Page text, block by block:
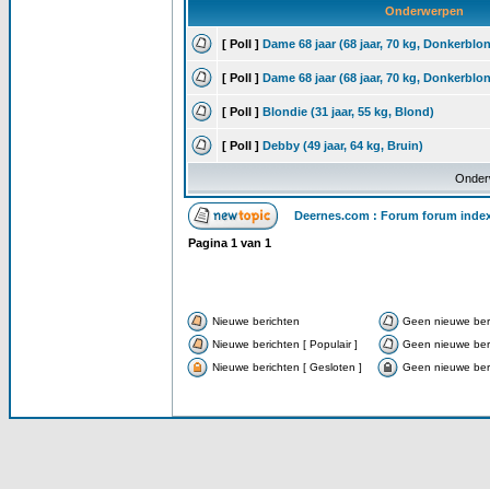
Onderwerpen
[ Poll ] Dame 68 jaar (68 jaar, 70 kg,
[ Poll ] Dame 68 jaar (68 jaar, 70 kg,
[ Poll ] Blondie (31 jaar, 55 kg, Blond)
[ Poll ] Debby (49 jaar, 64 kg, Bruin)
Deernes.com : Forum forum
Pagina 1 van 1
Nieuwe berichten
Geen nieuwe
Nieuwe berichten [ Populair ]
Geen nieuwe
Nieuwe berichten [ Gesloten ]
Geen nieuwe